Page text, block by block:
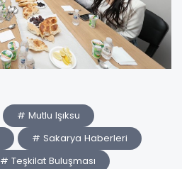
# Mutlu Işıksu
# Sakarya Haberleri
# Teşkilat Buluşması